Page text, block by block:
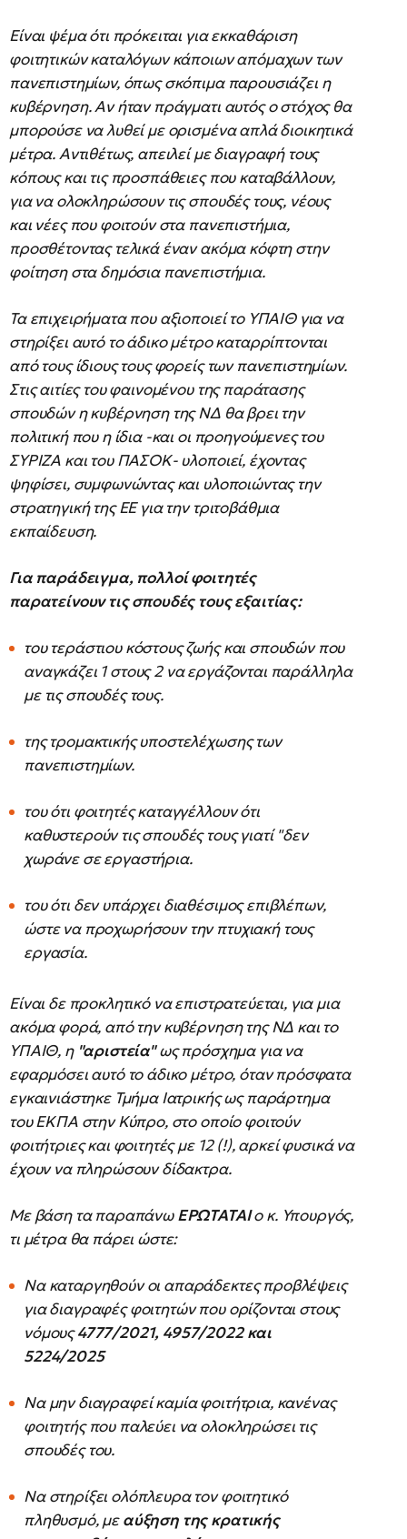
Είναι ψέμα ότι πρόκειται για εκκαθάριση
φοιτητικών καταλόγων κάποιων απόμαχων των
πανεπιστημίων, όπως σκόπιμα παρουσιάζει η
κυβέρνηση. Αν ήταν πράγματι αυτός ο στόχος θα
μπορούσε να λυθεί με ορισμένα απλά διοικητικά
μέτρα. Αντιθέτως, απειλεί με διαγραφή τους
κόπους και τις προσπάθειες που καταβάλλουν,
για να ολοκληρώσουν τις σπουδές τους, νέους
και νέες που φοιτούν στα πανεπιστήμια,
προσθέτοντας τελικά έναν ακόμα κόφτη στην
φοίτηση στα δημόσια πανεπιστήμια.
Τα επιχειρήματα που αξιοποιεί το ΥΠΑΙΘ για να
στηρίξει αυτό το άδικο μέτρο καταρρίπτονται
από τους ίδιους τους φορείς των πανεπιστημίων.
Στις αιτίες του φαινομένου της παράτασης
σπουδών η κυβέρνηση της ΝΔ θα βρει την
πολιτική που η ίδια -και οι προηγούμενες του
ΣΥΡΙΖΑ και του ΠΑΣΟΚ- υλοποιεί, έχοντας
ψηφίσει, συμφωνώντας και υλοποιώντας την
στρατηγική της ΕΕ για την τριτοβάθμια
εκπαίδευση.
Για παράδειγμα, πολλοί φοιτητές
παρατείνουν τις σπουδές τους εξαιτίας:
του τεράστιου κόστους ζωής και σπουδών που
αναγκάζει 1 στους 2 να εργάζονται παράλληλα
με τις σπουδές τους.
της τρομακτικής υποστελέχωσης των
πανεπιστημίων.
του ότι φοιτητές καταγγέλλουν ότι
καθυστερούν τις σπουδές τους γιατί "δεν
χωράνε σε εργαστήρια.
του ότι δεν υπάρχει διαθέσιμος επιβλέπων,
ώστε να προχωρήσουν την πτυχιακή τους
εργασία.
Είναι δε προκλητικό να επιστρατεύεται, για μια
ακόμα φορά, από την κυβέρνηση της ΝΔ και το
ΥΠΑΙΘ, η "αριστεία"ως πρόσχημα για να
εφαρμόσει αυτό το άδικο μέτρο, όταν πρόσφατα
εγκαινιάστηκε Τμήμα Ιατρικής ως παράρτημα
του ΕΚΠΑ στην Κύπρο, στο οποίο φοιτούν
φοιτήτριες και φοιτητές με 12 (!), αρκεί φυσικά να
έχουν να πληρώσουν δίδακτρα.
Με βάση τα παραπάνωΕΡΩΤΑΤΑΙο κ. Υπουργός,
τι μέτρα θα πάρει ώστε:
Να καταργηθούν οι απαράδεκτες προβλέψεις
για διαγραφές φοιτητών που ορίζονται στους
νόμους4777/2021, 4957/2022 και
5224/2025
Να μην διαγραφεί καμία φοιτήτρια, κανένας
φοιτητής που παλεύει να ολοκληρώσει τις
σπουδές του.
Να στηρίξει ολόπλευρα τον φοιτητικό
πληθυσμό, μεαύξηση της κρατικής